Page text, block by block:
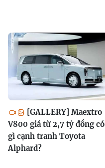
[GALLERY] Maextro
V800 giá từ 2,7 tỷ đồng có
gì cạnh tranh Toyota
Alphard?